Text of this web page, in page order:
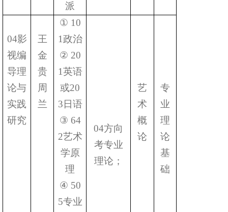
派
04影
视编
导理
论与
实践
研究
王
金
贵
周
兰
① 10
1政治
② 20
1英语
或20
3 日语
③ 64
2艺术
学原
理
④ 50
5专业
04方向
考专业
理论；
艺
术
概
论
专
业
理
论
基
础